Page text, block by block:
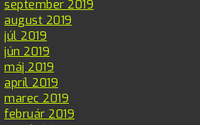
september 2019
august 2019
júl 2019
jún 2019
máj 2019
apríl 2019
marec 2019
február 2019